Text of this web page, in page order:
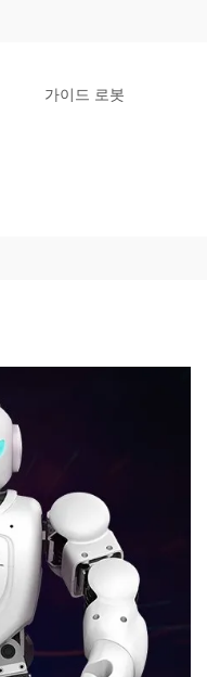
가이드 로봇